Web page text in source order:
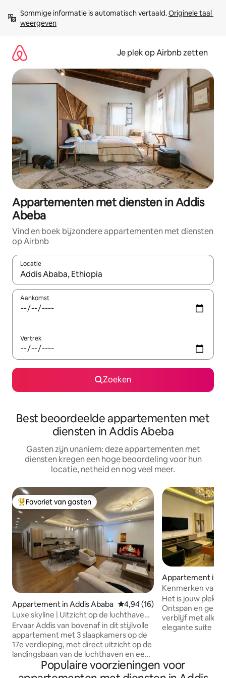
direct
naar
Sommige informatie is automatisch vertaald. Originele taal
weergeven
Je plek op Airbnb zetten
Appartementen met diensten in Addis
Abeba
Vind en boek bijzondere appartementen met diensten
op Airbnb
Locatie
Wanneer er resultaten beschikbaar zijn, maak je een keuze
Aankomst
Vertrek
Zoeken
Best beoordeelde appartementen met
diensten in Addis Abeba
Gasten zijn unaniem: deze appartementen met
diensten kregen een hoge beoordeling voor hun
locatie, netheid en nog veel meer.
Topfavoriet van gasten
Favoriet van gasten
Appartement in Addis Ababa Gemiddelde beoordeling van
4,94 (16)
Luxe skyline | Uitzicht op de luchthaven |
Bole | 3 slaapkamers
Ervaar Addis van bovenaf in dit stijlvolle
appartement met 3 slaapkamers op de
17e verdieping, met direct uitzicht op de
landingsbaan van de luchthaven en een
panoramisch uitzicht op de skyline van
de stad. Het appartement ligt in het hart
Appartement in
Kenmerken van
Het is jouw plek
Ontspan en
verblijf met alles
elegante suite
prachtig uitzicht
comfort van een
Populaire voorzieningen voor